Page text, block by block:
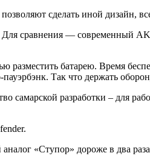
сделать иной дизайн,
Для сравнения — современный
разместить батарею. Время
пауэрбэнк. Так что держать
самарской разработки – для
«Ступор» дороже в два